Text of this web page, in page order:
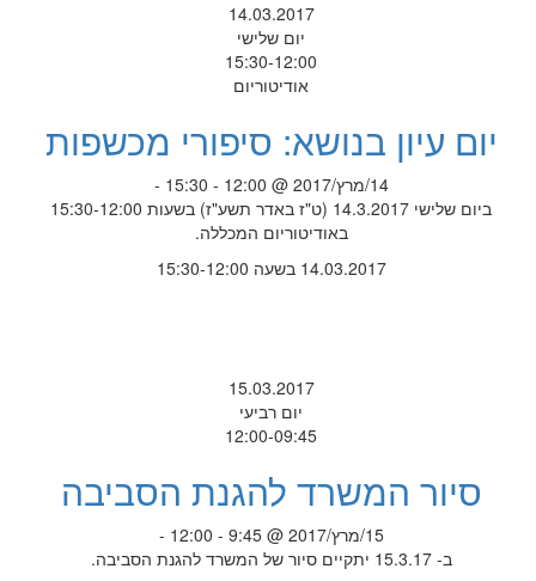
14.03.2017
יום שלישי
15:30-12:00
אודיטוריום
יום עיון בנושא: סיפורי מכשפות
14/מרץ/2017 @ 12:00 - 15:30 -
ביום שלישי 14.3.2017 (ט"ז באדר תשע"ז) בשעות 15:30-12:00
באודיטוריום המכללה.
14.03.2017 בשעה 15:30-12:00
15.03.2017
יום רביעי
12:00-09:45
סיור המשרד להגנת הסביבה
15/מרץ/2017 @ 9:45 - 12:00 -
ב- 15.3.17 יתקיים סיור של המשרד להגנת הסביבה.